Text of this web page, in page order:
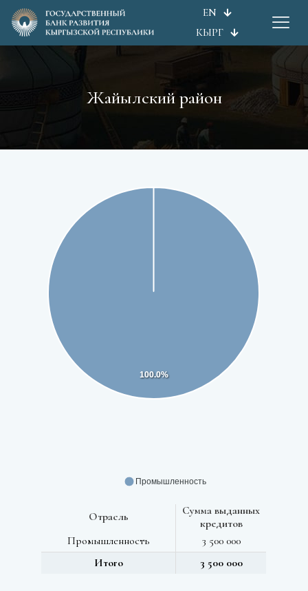
EN
КЫРГ
Жайылский район
100.0%
Промышленность
Отрасль
Сумма выданных
кредитов
Промышленность
3 500 000
Итого
3 500 000